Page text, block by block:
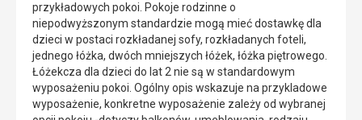
przykładowych pokoi. Pokoje rodzinne o
niepodwyższonym standardzie mogą mieć dostawkę dla
dzieci w postaci rozkładanej sofy, rozkładanych foteli,
jednego łóżka, dwóch mniejszych łóżek, łóżka piętrowego.
Łóżekcza dla dzieci do lat 2 nie są w standardowym
wyposażeniu pokoi. Ogólny opis wskazuje na przykladowe
wyposażenie, konkretne wyposażenie zależy od wybranej